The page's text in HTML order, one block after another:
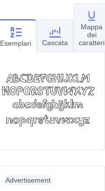
Esemplari Cascata
Mappa
dei
caratteri
Advertisement